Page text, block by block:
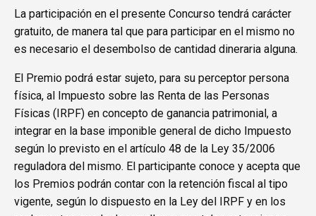
La participación en el presente Concurso tendrá carácter
gratuito, de manera tal que para participar en el mismo no
es necesario el desembolso de cantidad dineraria alguna.
El Premio podrá estar sujeto, para su perceptor persona
física, al Impuesto sobre las Renta de las Personas
Físicas (IRPF) en concepto de ganancia patrimonial, a
integrar en la base imponible general de dicho Impuesto
según lo previsto en el artículo 48 de la Ley 35/2006
reguladora del mismo. El participante conoce y acepta que
los Premios podrán contar con la retención fiscal al tipo
vigente, según lo dispuesto en la Ley del IRPF y en los